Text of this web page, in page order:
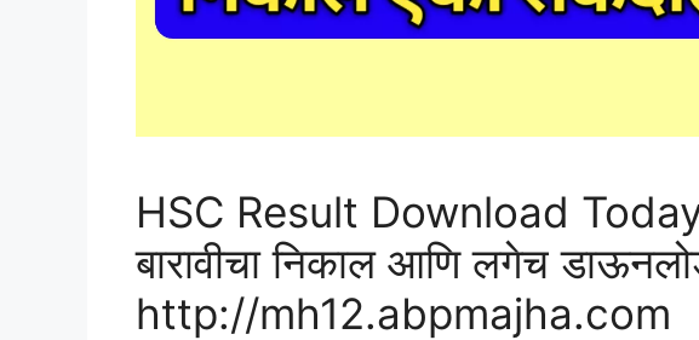
HSC Result Download
बारावीचा निकाल आणि लगेच
http://mh12.abpmajha.com